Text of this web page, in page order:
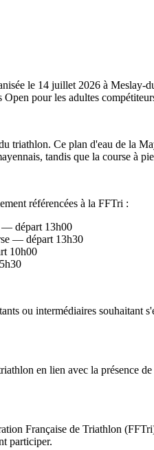
le 14 juillet 2026 à
pour les adultes
triathlon. Ce plan d'eau de la
tandis que la course à
référencées à la FFTri :
— départ 13h00
— départ 13h30
10h00
ou intermédiaires
en lien avec la présence
Française de Triathlon
participer.